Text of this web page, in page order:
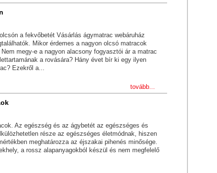
a fekvőbetét Vásárlás ágymatrac webáruház
Mikor érdemes a nagyon olcsó matracok
megy-e a nagyon alacsony fogyasztói ár a matrac
a rovására? Hány évet bír ki egy ilyen
Ezekről a...
tovább...
Az egészség és az ágybetét az egészséges és
része az egészséges életmódnak, hiszen
meghatározza az éjszakai pihenés minősége.
a rossz alapanyagokból készül és nem megfelelő